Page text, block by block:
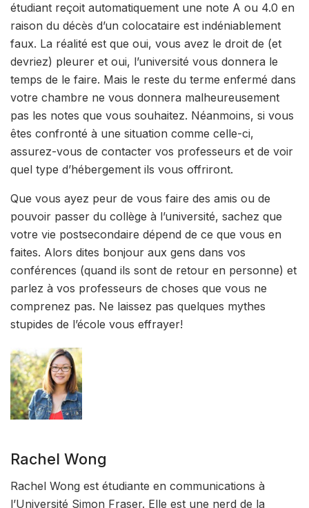
étudiant reçoit automatiquement une note A ou 4.0 en
raison du décès d’un colocataire est indéniablement
faux. La réalité est que oui, vous avez le droit de (et
devriez) pleurer et oui, l’université vous donnera le
temps de le faire. Mais le reste du terme enfermé dans
votre chambre ne vous donnera malheureusement
pas les notes que vous souhaitez. Néanmoins, si vous
êtes confronté à une situation comme celle-ci,
assurez-vous de contacter vos professeurs et de voir
quel type d’hébergement ils vous offriront.
Que vous ayez peur de vous faire des amis ou de
pouvoir passer du collège à l’université, sachez que
votre vie postsecondaire dépend de ce que vous en
faites. Alors dites bonjour aux gens dans vos
conférences (quand ils sont de retour en personne) et
parlez à vos professeurs de choses que vous ne
comprenez pas. Ne laissez pas quelques mythes
stupides de l’école vous effrayer!
Rachel Wong
Rachel Wong est étudiante en communications à
l’Université Simon Fraser. Elle est une nerd de la